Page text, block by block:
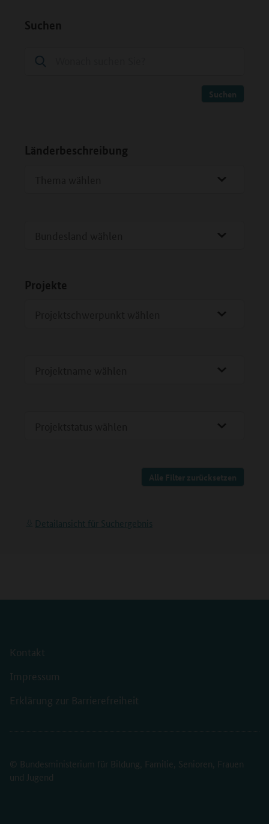
Suchen
Länderbeschreibung
Projekte
Alle Filter zurücksetzen
Detailansicht für Suchergebnis
© Bundesministerium für Bildung, Familie, Senioren, Frauen
und Jugend
Kontakt
Impressum
Erklärung zur Barrierefreiheit